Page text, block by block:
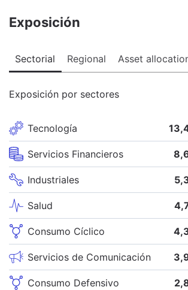
Exposición
Sectorial Regional Asset
Exposición por sectores
Tecnología
Servicios Financieros
Industriales
Salud
Consumo Cíclico
Servicios de Comunicación
Consumo Defensivo